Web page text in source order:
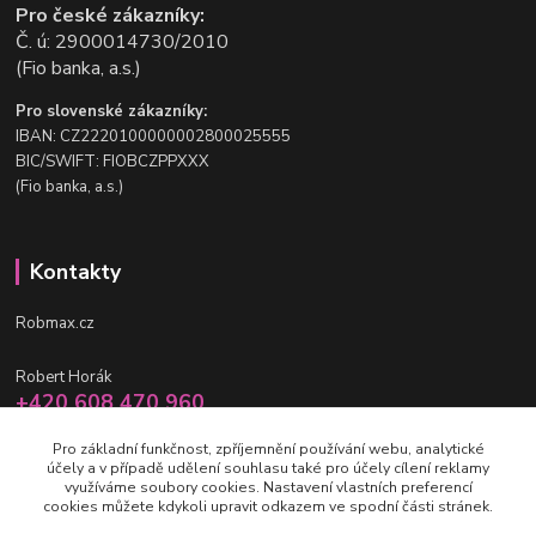
Pro české zákazníky:
Č. ú: 2900014730/2010
(Fio banka, a.s.)
Pro slovenské zákazníky:
IBAN: CZ2220100000002800025555
BIC/SWIFT: FIOBCZPPXXX
(Fio banka, a.s.)
Kontakty
Robmax.cz
Robert Horák
+420 608 470 960
info@robmax.cz
Pro základní funkčnost, zpříjemnění používání webu, analytické
účely a v případě udělení souhlasu také pro účely cílení reklamy
využíváme soubory cookies. Nastavení vlastních preferencí
cookies můžete kdykoli upravit odkazem ve spodní části stránek.